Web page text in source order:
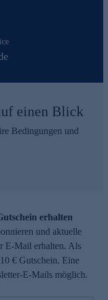
einen Blick
Bedingungen und
erhalten
und aktuelle
E-Mail erhalten. Als
€ Gutschein. Eine
E-Mails möglich.